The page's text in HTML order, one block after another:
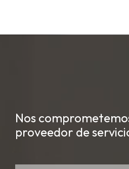
Nos
proveedor de